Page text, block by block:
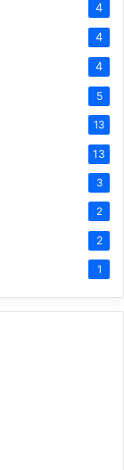
4
4
4
5
13
13
3
2
2
1